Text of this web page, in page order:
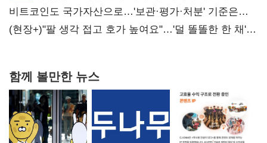
비트코인도 국가자산으로…'보관·평가·처분' 기준은
숙제
(현장+)"팔 생각 접고 호가 높여요"…'덜 똘똘한 한 채'
함께 볼만한 뉴스